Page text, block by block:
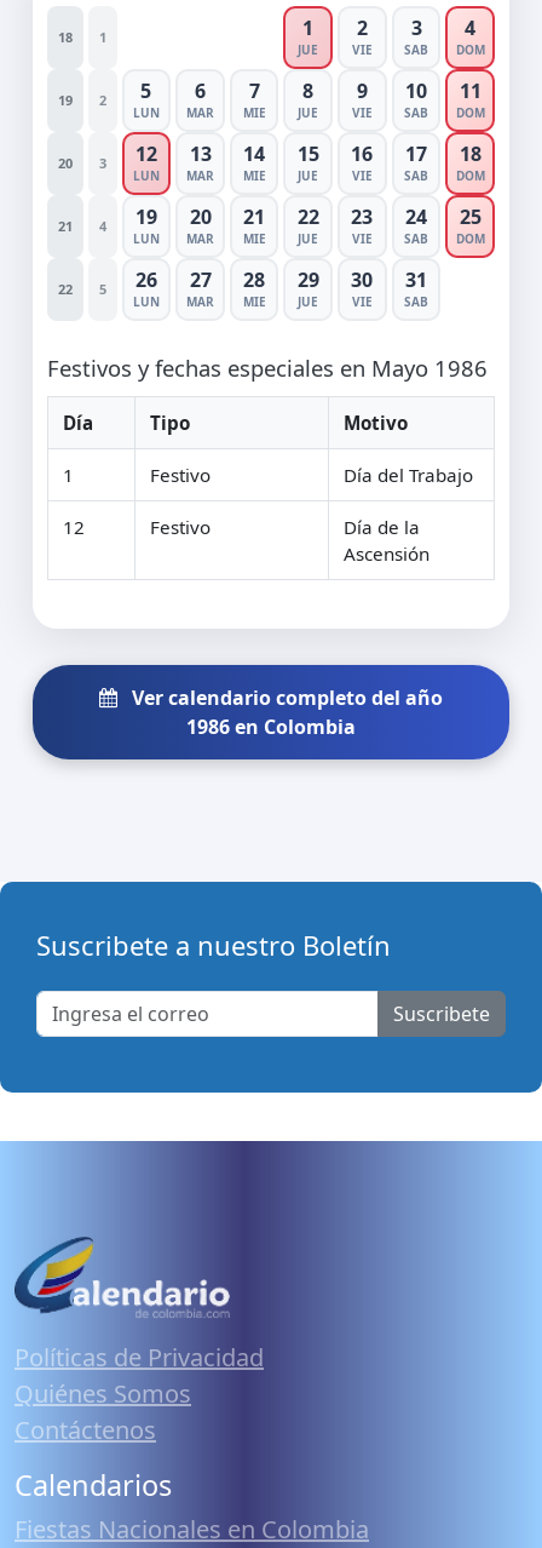
18 1 1
JUE
2
VIE
3
SAB
4
DOM
19 2 5
LUN
6
MAR
7
MIE
8
JUE
9
VIE
10
SAB
11
DOM
20 3 12
LUN
13
MAR
14
MIE
15
JUE
16
VIE
17
SAB
18
DOM
21 4 19
LUN
20
MAR
21
MIE
22
JUE
23
VIE
24
SAB
25
DOM
22 5 26
LUN
27
MAR
28
MIE
29
JUE
30
VIE
31
SAB
Festivos y fechas especiales en Mayo 1986
Día Tipo Motivo
1 Festivo Día del Trabajo
12 Festivo
Día de la
Ascensión
Ver calendario completo del año
1986 en Colombia
Suscribete a nuestro Boletín
Suscribete
Políticas de Privacidad
Quiénes Somos
Contáctenos
Calendarios
Fiestas Nacionales en Colombia